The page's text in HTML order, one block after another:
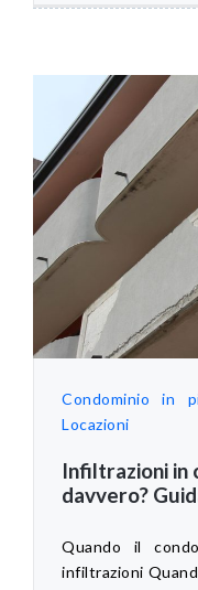
Condominio in
Locazioni
Infiltrazioni in
davvero?
Quando il
infiltrazioni